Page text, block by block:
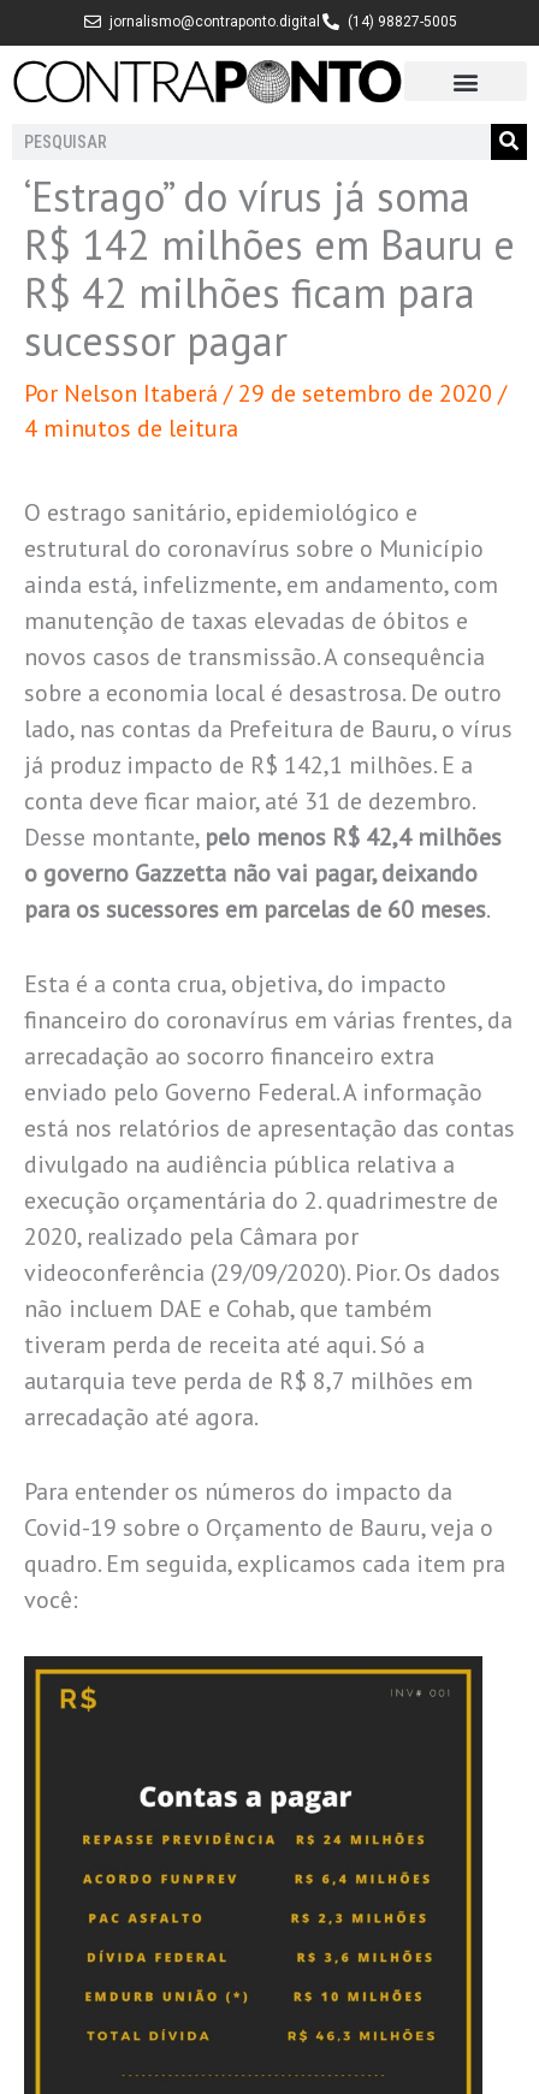
para
jornalismo@contraponto.digital (14) 98827-5005
Pesquisar
‘Estrago” do vírus já soma
R$ 142 milhões em Bauru e
R$ 42 milhões ficam para
sucessor pagar
Por Nelson Itaberá /29 de setembro de 2020 /
4 minutos de leitura
O estrago sanitário, epidemiológico e
estrutural do coronavírus sobre o Município
ainda está, infelizmente, em andamento, com
manutenção de taxas elevadas de óbitos e
novos casos de transmissão. A consequência
sobre a economia local é desastrosa. De outro
lado, nas contas da Prefeitura de Bauru, o vírus
já produz impacto de R$ 142,1 milhões. E a
conta deve ficar maior, até 31 de dezembro.
Desse montante, pelo menos R$ 42,4 milhões
o governo Gazzetta não vai pagar, deixando
para os sucessores em parcelas de 60 meses.
Esta é a conta crua, objetiva, do impacto
financeiro do coronavírus em várias frentes, da
arrecadação ao socorro financeiro extra
enviado pelo Governo Federal. A informação
está nos relatórios de apresentação das contas
divulgado na audiência pública relativa a
execução orçamentária do 2. quadrimestre de
2020, realizado pela Câmara por
videoconferência (29/09/2020). Pior. Os dados
não incluem DAE e Cohab, que também
tiveram perda de receita até aqui. Só a
autarquia teve perda de R$ 8,7 milhões em
arrecadação até agora.
Para entender os números do impacto da
Covid-19 sobre o Orçamento de Bauru, veja o
quadro. Em seguida, explicamos cada item pra
você: